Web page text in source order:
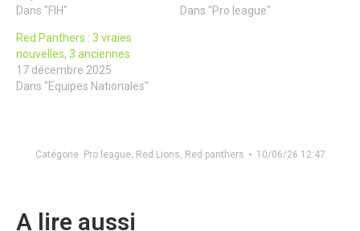
Dans "FIH"
Dans "Pro league"
Red Panthers : 3 vraies
nouvelles, 3 anciennes
17 décembre 2025
Dans "Equipes Nationales"
Catégorie Pro league, Red Lions, Red panthers 10/06/26 12:47
A lire aussi